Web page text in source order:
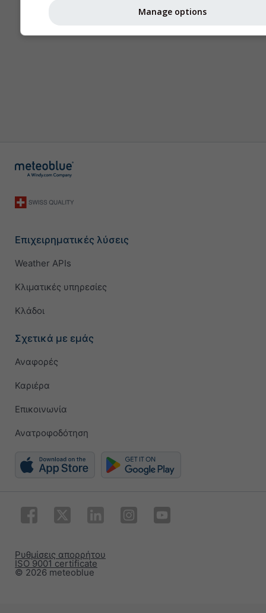
Επιχειρηματικές λύσεις
Weather APIs
Κλιματικές υπηρεσίες
Κλάδοι
Σχετικά με εμάς
Αναφορές
Καριέρα
Επικοινωνία
Ανατροφοδότηση
© 2026 meteoblue
ISO 9001 certificate
Ρυθμίσεις απορρήτου
Manage options